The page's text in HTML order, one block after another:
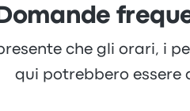
Domande
che gli orari, i
qui potrebbero essere